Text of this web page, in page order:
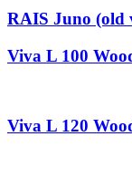
RAIS Juno (old
Viva L 100
Viva L 120